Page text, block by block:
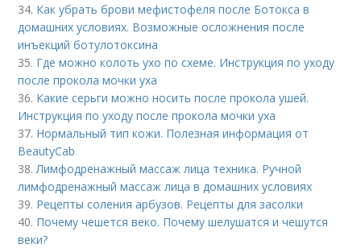
34. Как убрать брови мефистофеля после Ботокса в
домашних условиях. Возможные осложнения после
инъекций ботулотоксина
35. Где можно колоть ухо по схеме. Инструкция по уходу
после прокола мочки уха
36. Какие серьги можно носить после прокола ушей.
Инструкция по уходу после прокола мочки уха
37. Нормальный тип кожи. Полезная информация от
BeautyCab
38. Лимфодренажный массаж лица техника. Ручной
лимфодренажный массаж лица в домашних условиях
39. Рецепты соления арбузов. Рецепты для засолки
40. Почему чешется веко. Почему шелушатся и чешутся
веки?